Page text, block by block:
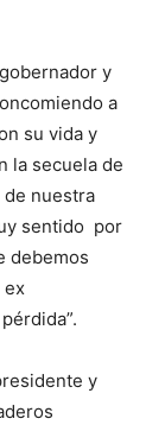
y
a
su vida y
la secuela de
de nuestra
sentido por
debemos
ex
y